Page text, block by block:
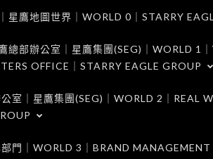
星鷹地圖世界｜WORLD 0｜STARRY
總部辦公室｜星鷹集團(SEG)｜WORLD 1
OFFICE｜STARRY EAGLE GROUP
室｜星鷹集團(SEG)｜WORLD 2｜
門｜WORLD 3｜BRAND